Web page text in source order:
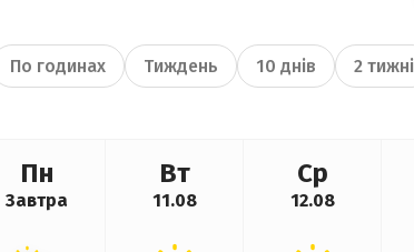
По годинах Тиждень 10 днів 2 тижні
Пн
Завтра
Вт
11.08
Ср
12.08